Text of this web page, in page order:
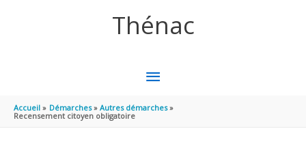
Thénac
MENU
PRINCIPAL
Accueil Démarches
Autres démarches
Recensement citoyen obligatoire